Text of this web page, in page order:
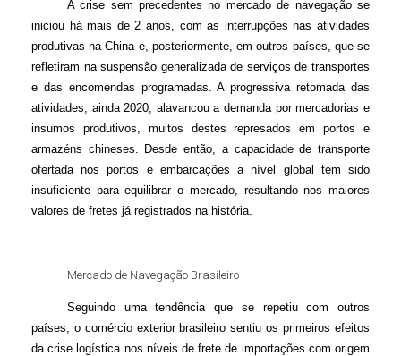
A crise sem precedentes no mercado de navegação se
iniciou há mais de 2 anos, com as interrupções nas atividades
produtivas na China e, posteriormente, em outros países, que se
refletiram na suspensão generalizada de serviços de transportes
e das encomendas programadas. A progressiva retomada das
atividades, ainda 2020, alavancou a demanda por mercadorias e
insumos produtivos, muitos destes represados em portos e
armazéns chineses. Desde então, a capacidade de transporte
ofertada nos portos e embarcações a nível global tem sido
insuficiente para equilibrar o mercado, resultando nos maiores
valores de fretes já registrados na história.
Mercado de Navegação Brasileiro
Seguindo uma tendência que se repetiu com outros
países, o comércio exterior brasileiro sentiu os primeiros efeitos
da crise logística nos níveis de frete de importações com origem